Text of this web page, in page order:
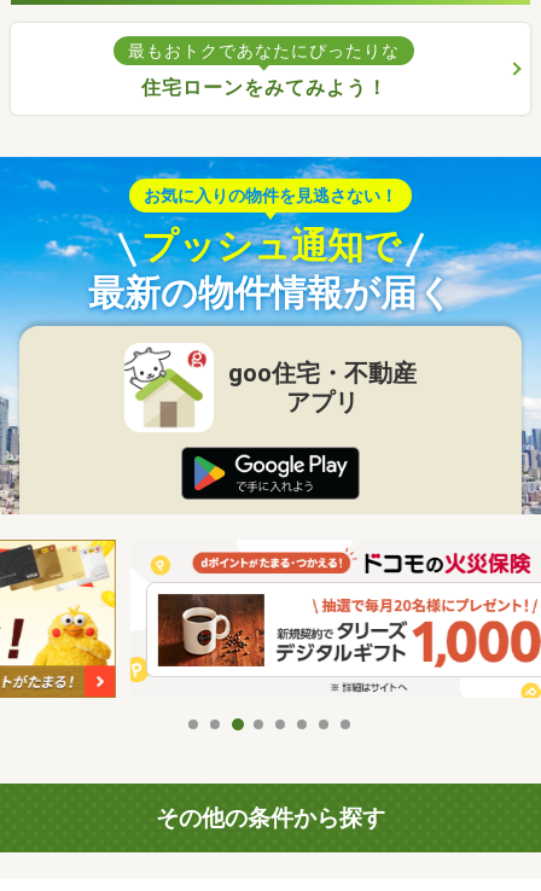
最もおトクであなたにぴったりな
住宅ローンをみてみよう！
お気に入りの物件を見逃さない！
プッシュ通知で
最新の物件情報が届く
goo住宅・不動産
アプリ
その他の条件から探す